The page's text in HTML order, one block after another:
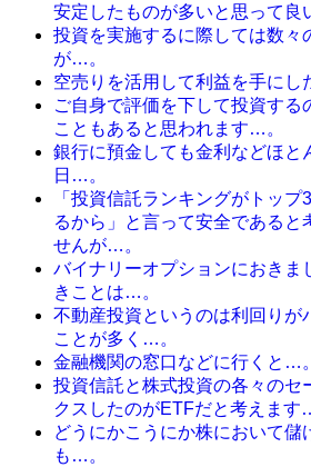
安定したものが多いと思って良
投資を実施するに際しては数々
が…。
空売りを活用して利益を手にし
ご自身で評価を下して投資する
こともあると思われます…。
銀行に預金しても金利などほと
日…。
「投資信託ランキングがトッ
るから」と言って安全であると
せんが…。
バイナリーオプションにおきま
きことは…。
不動産投資というのは利回りが
ことが多く…。
金融機関の窓口などに行くと…。
投資信託と株式投資の各々のセ
クスしたのがETFだと考えます
どうにかこうにか株において儲
も…。